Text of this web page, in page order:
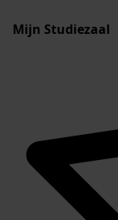
Mijn Studiezaal